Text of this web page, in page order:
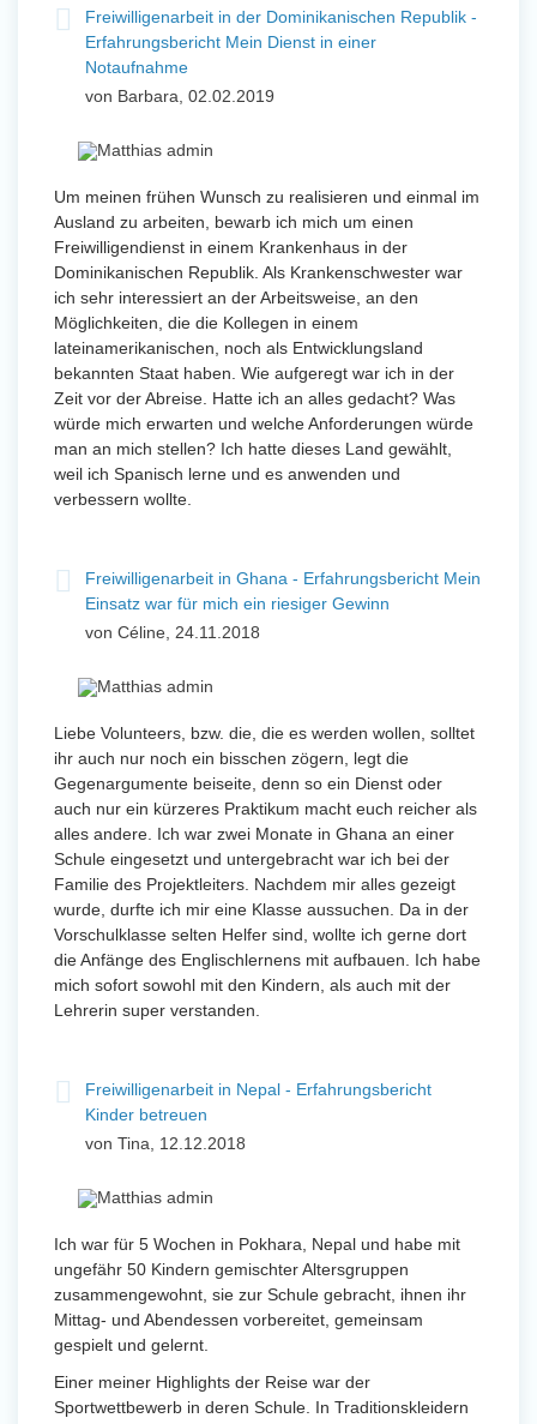
Freiwilligenarbeit in der Dominikanischen Republik -
Erfahrungsbericht Mein Dienst in einer
Notaufnahme
von Barbara, 02.02.2019
Um meinen frühen Wunsch zu realisieren und einmal im
Ausland zu arbeiten, bewarb ich mich um einen
Freiwilligendienst in einem Krankenhaus in der
Dominikanischen Republik. Als Krankenschwester war
ich sehr interessiert an der Arbeitsweise, an den
Möglichkeiten, die die Kollegen in einem
lateinamerikanischen, noch als Entwicklungsland
bekannten Staat haben. Wie aufgeregt war ich in der
Zeit vor der Abreise. Hatte ich an alles gedacht? Was
würde mich erwarten und welche Anforderungen würde
man an mich stellen? Ich hatte dieses Land gewählt,
weil ich Spanisch lerne und es anwenden und
verbessern wollte.
Freiwilligenarbeit in Ghana - Erfahrungsbericht Mein
Einsatz war für mich ein riesiger Gewinn
von Céline, 24.11.2018
Liebe Volunteers, bzw. die, die es werden wollen, solltet
ihr auch nur noch ein bisschen zögern, legt die
Gegenargumente beiseite, denn so ein Dienst oder
auch nur ein kürzeres Praktikum macht euch reicher als
alles andere. Ich war zwei Monate in Ghana an einer
Schule eingesetzt und untergebracht war ich bei der
Familie des Projektleiters. Nachdem mir alles gezeigt
wurde, durfte ich mir eine Klasse aussuchen. Da in der
Vorschulklasse selten Helfer sind, wollte ich gerne dort
die Anfänge des Englischlernens mit aufbauen. Ich habe
mich sofort sowohl mit den Kindern, als auch mit der
Lehrerin super verstanden.
Freiwilligenarbeit in Nepal - Erfahrungsbericht
Kinder betreuen
von Tina, 12.12.2018
Ich war für 5 Wochen in Pokhara, Nepal und habe mit
ungefähr 50 Kindern gemischter Altersgruppen
zusammengewohnt, sie zur Schule gebracht, ihnen ihr
Mittag- und Abendessen vorbereitet, gemeinsam
gespielt und gelernt.
Einer meiner Highlights der Reise war der
Sportwettbewerb in deren Schule. In Traditionskleidern